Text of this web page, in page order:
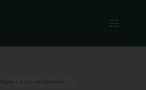
Home Lojas em Santarém